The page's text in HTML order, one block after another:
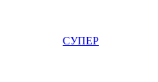
СУПЕР